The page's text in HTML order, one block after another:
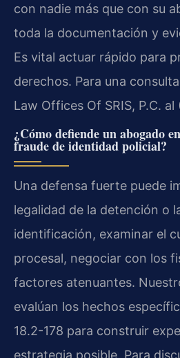
con nadie más que con su
toda la documentación y
Es vital actuar rápido para
derechos. Para una
Law Offices Of SRIS, P.C.
¿Cómo defiende un abogado
fraude de identidad policial?
Una defensa fuerte puede
legalidad de la detención o
identificación, examinar el
procesal, negociar con los
factores atenuantes.
evalúan los hechos
18.2-178 para construir
estrategia posible. Para